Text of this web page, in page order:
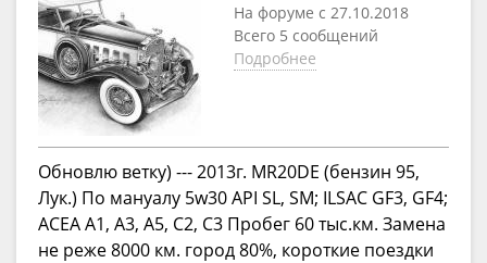
На форуме с 27.10.2018
Всего 5 сообщений
Подробнее
Обновлю ветку) --- 2013г. MR20DE (бензин 95,
Лук.) По мануалу 5w30 API SL, SM; ILSAC GF3, GF4;
ACEA A1, A3, A5, C2, C3 Пробег 60 тыс.км. Замена
не реже 8000 км. город 80%, короткие поездки